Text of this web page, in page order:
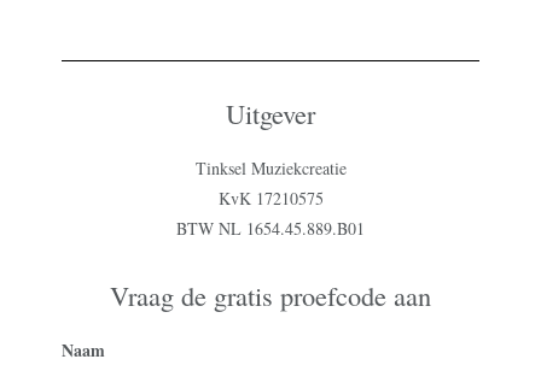
Uitgever
Tinksel Muziekcreatie
KvK 17210575
BTW NL 1654.45.889.B01
Vraag de gratis proefcode aan
Naam